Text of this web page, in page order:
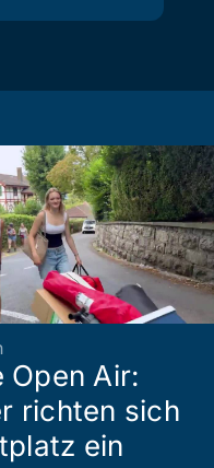
Open Air:
richten sich
ein